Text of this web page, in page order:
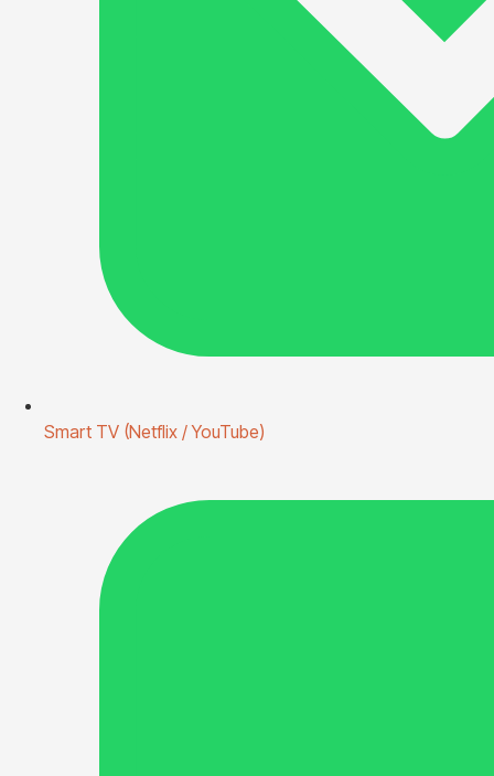
Smart TV (Netflix / YouTube)